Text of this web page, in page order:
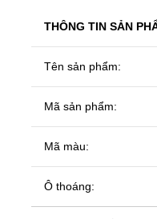
THÔNG TIN SẢN
Tên sản phẩm:
Mã sản phẩm:
Mã màu:
Ô thoáng: